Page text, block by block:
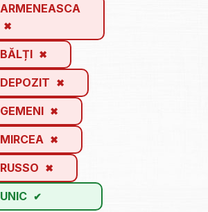
ARMENEASCA
BĂLȚI
DEPOZIT
GEMENI
MIRCEA
RUSSO
UNIC